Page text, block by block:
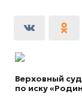
Верховный
по иску